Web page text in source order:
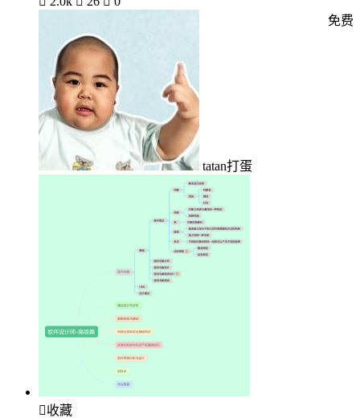
tatan打蛋
免费
收藏